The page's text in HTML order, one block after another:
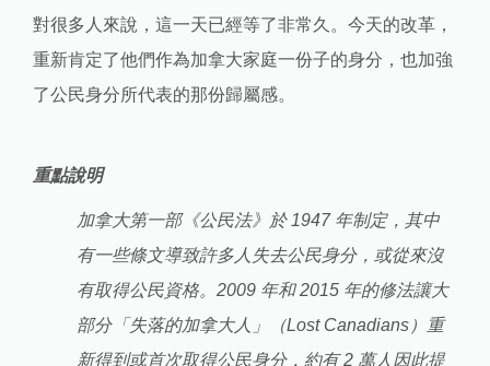
對很多人來說，這一天已經等了非常久。今天的改革，
重新肯定了他們作為加拿大家庭一份子的身分，也加強
了公民身分所代表的那份歸屬感。
重點說明
加拿大第一部《公民法》於 1947 年制定，其中
有一些條文導致許多人失去公民身分，或從來沒
有取得公民資格。2009 年和 2015 年的修法讓大
部分「失落的加拿大人」（Lost Canadians）重
新得到或首次取得公民身分，約有 2 萬人因此提